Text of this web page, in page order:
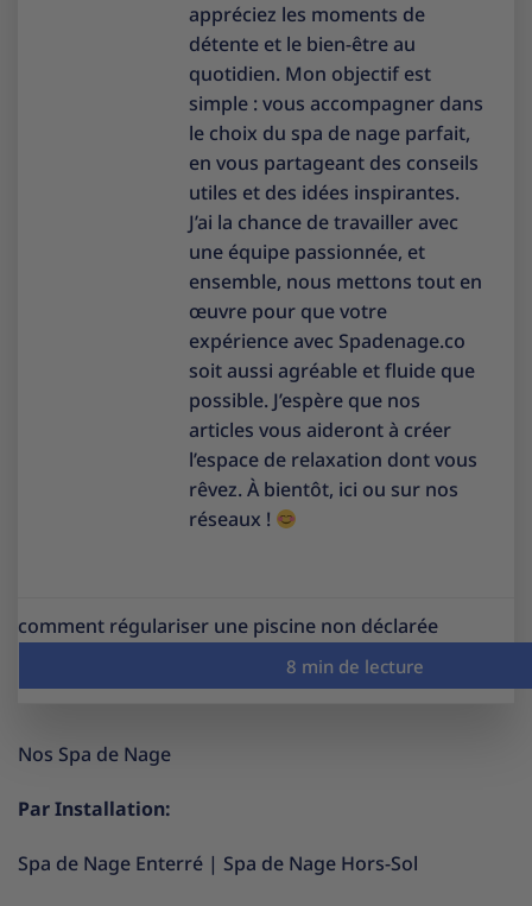
appréciez les moments de
détente et le bien-être au
quotidien. Mon objectif est
simple : vous accompagner dans
le choix du spa de nage parfait,
en vous partageant des conseils
utiles et des idées inspirantes.
J’ai la chance de travailler avec
une équipe passionnée, et
ensemble, nous mettons tout en
œuvre pour que votre
expérience avec Spadenage.co
soit aussi agréable et fluide que
possible. J’espère que nos
articles vous aideront à créer
l’espace de relaxation dont vous
rêvez. À bientôt, ici ou sur nos
réseaux !
comment régulariser une piscine non déclarée
Nos Spa de Nage
Par Installation:
Spa de Nage Enterré | Spa de Nage Hors-Sol